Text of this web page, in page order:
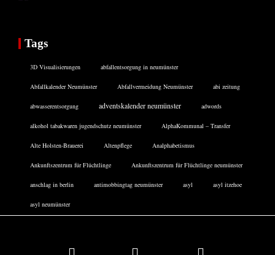
Tags
3D Visualisierungen abfallentsorgung in neumünster
Abfallkalender Neumünster Abfallvermeidung Neumünster abi zeitung
abwasserentsorgung adventskalender neumünster adwords
alkohol tabakwaren jugendschutz neumünster AlphaKommunal – Transfer
Alte Holsten-Brauerei Altenpflege Analphabetismus
Ankunftszentrum für Flüchtlinge Ankunftszentrum für Flüchtlinge neumünster
anschlag in berlin antimobbingtag neumünster asyl asyl itzehoe
asyl neumünster